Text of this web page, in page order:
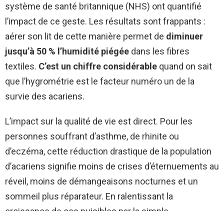
système de santé britannique (NHS) ont quantifié
l’impact de ce geste. Les résultats sont frappants :
aérer son lit de cette manière permet de diminuer
jusqu’à 50 % l’humidité piégée dans les fibres
textiles. C’est un chiffre considérable quand on sait
que l’hygrométrie est le facteur numéro un de la
survie des acariens.
L’impact sur la qualité de vie est direct. Pour les
personnes souffrant d’asthme, de rhinite ou
d’eczéma, cette réduction drastique de la population
d’acariens signifie moins de crises d’éternuements au
réveil, moins de démangeaisons nocturnes et un
sommeil plus réparateur. En ralentissant la